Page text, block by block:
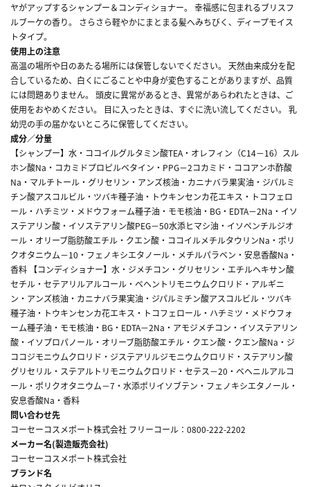
ヤがアップするシャンプー＆コンディショナー。 幸福感に包まれるブリスフ
ルブーケの香り。 さらさら軽やかにまとまる髪へみちびく、ディープモイス
トタイプ。
使用上の注意
高温の場所や日のあたる場所には保管しないでください。 天然由来成分を配
合しているため、白くにごることや中身が変色することがありますが、品質
には問題ありません。 頭皮に異常があるとき、異常があらわれたときは、ご
使用をおやめください。 目に入ったときは、すぐに洗い流してください。 乳
幼児の手の届かないところに保管してください。
成分／分量
【シャンプー】水・ココイルグルタミン酸TEA・オレフィン（C14－16）スル
ホン酸Na・コカミドプロピルベタイン・PPG－2コカミド・ココアンホ酢酸
Na・マルチトール・グリセリン・アンズ核油・カニナバラ果実油・ジパルミ
チン酸アスコルビル・ツバキ種子油・トウキンセンカ花エキス・トコフェロ
ール・ハチミツ・メドウフォーム種子油・モモ核油・BG・EDTA－2Na・イソ
ステアリン酸・イソステアリン酸PEG－50水添ヒマシ油・イソペンチルジオ
ール・オリーブ脂肪酸エチル・クエン酸・ココイルメチルタウリンNa・ポリ
クオタニウム－10・フェノキシエタノール・メチルパラベン・安息香酸Na・
香料 【コンディショナー】水・ジメチコン・グリセリン・エチルヘキサン酸
セチル・セテアリルアルコール・ベヘントリモニウムクロリド・アルギニ
ン・アンズ核油・カニナバラ果実油・ジパルミチン酸アスコルビル・ツバキ
種子油・トウキンセンカ花エキス・トコフェロール・ハチミツ・メドウフォ
ーム種子油・モモ核油・BG・EDTA－2Na・アモジメチコン・イソステアリン
酸・イソプロパノール・オリーブ脂肪酸エチル・クエン酸・クエン酸Na・ジ
ココジモニウムクロリド・ジステアリルジモニウムクロリド・ステアリン酸
グリセリル・ステアルトリモニウムクロリド・セテス－20・ベヘニルアルコ
ール・ポリクオタニウム－7・水添ポリイソブテン・フェノキシエタノール・
安息香酸Na・香料
問い合わせ先
コーセーコスメポート株式会社 フリーコール：0800-222-2202
メーカー名(製造販売会社)
コーセーコスメポート株式会社
ブランド名